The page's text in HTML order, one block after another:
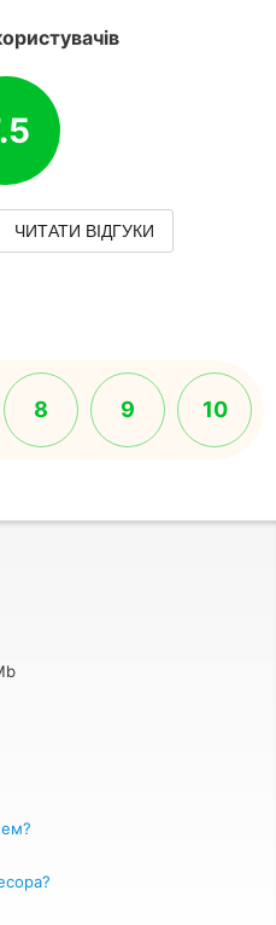
ЧИТАТИ ВІДГУКИ
8 9 10